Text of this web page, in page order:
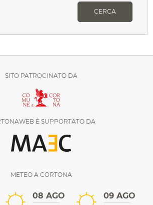
CERCA
SITO PATROCINATO DA
È SUPPORTATO DA
METEO A CORTONA
08 AGO 09 AGO